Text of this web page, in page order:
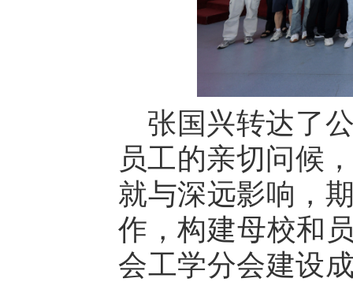
张国兴转达了
员工的亲切问候
就与深远影响，
作，构建母校和
会工学分会建设